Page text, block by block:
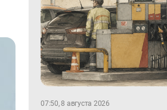
07:50, 8 августа 2026